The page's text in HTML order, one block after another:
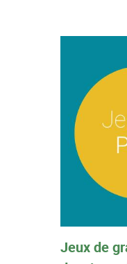
Jeux de